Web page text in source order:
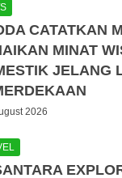
CATATKAN
MINAT
JELANG
2026